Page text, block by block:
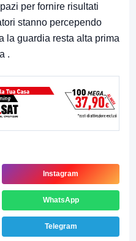
per fornire risultati
stanno percependo
la guardia resta alta prima
.
Instagram
WhatsApp
Telegram